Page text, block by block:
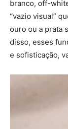
branco, off-
“vazio visual”
ouro ou a prata
disso, esses
e sofisticação,